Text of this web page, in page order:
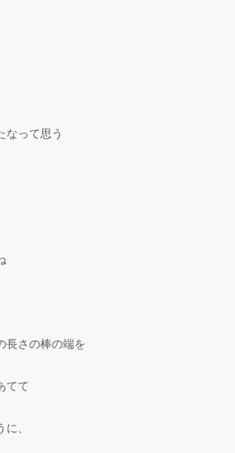
なって思う
長さの棒の端を
てて
、